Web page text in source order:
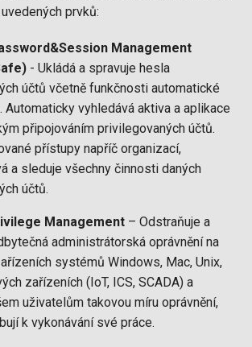
prvků:
Management
- Ukládá a spravuje hesla
účtů včetně funkčnosti automatické
Automaticky vyhledává aktiva a aplikace
připojováním privilegovaných účtů.
přístupy napříč organizací,
a sleduje všechny činnosti daných
účtů.
Management – Odstraňuje a
administrátorská oprávnění na
systémů Windows, Mac, Unix,
zařízeních (IoT, ICS, SCADA) a
uživatelům takovou míru oprávnění,
k vykonávání své práce.